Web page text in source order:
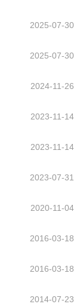
2025-07-30
2025-07-30
2024-11-26
2023-11-14
2023-11-14
2023-07-31
2020-11-04
2016-03-18
2016-03-18
2014-07-23